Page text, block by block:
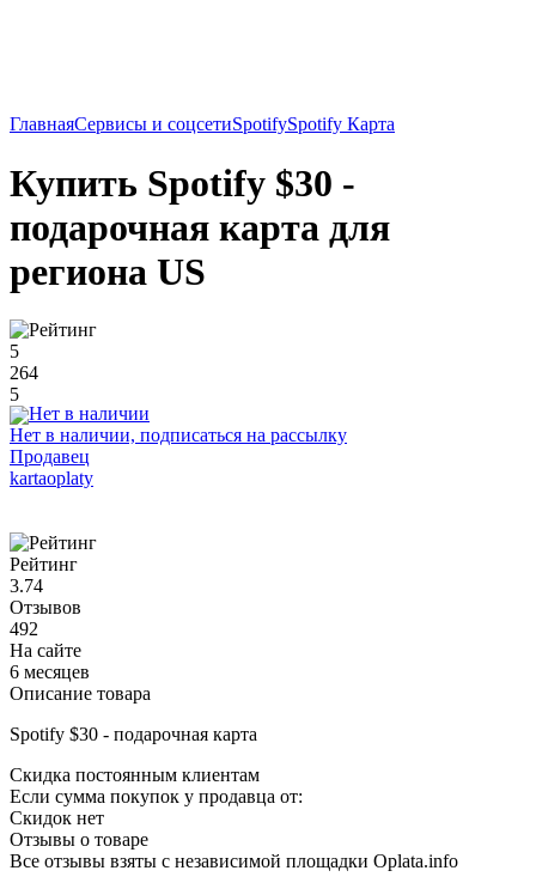
ГлавнаяСервисы и соцсетиSpotifySpotify Карта
Купить Spotify $30 -
подарочная карта для
региона US
5
264
5
Нет в наличии, подписаться на рассылку
Продавец
kartaoplaty
Рейтинг
3.74
Отзывов
492
На сайте
6 месяцев
Описание товара
Spotify $30 - подарочная карта
Скидка постоянным клиентам
Если сумма покупок у продавца от:
Скидок нет
Отзывы о товаре
Все отзывы взяты с независимой площадки Oplata.info